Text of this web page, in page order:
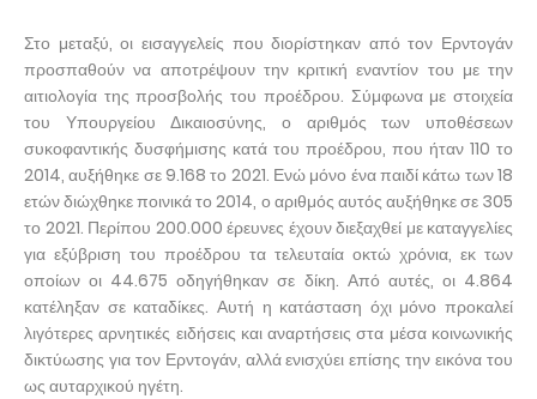
Στο μεταξύ, οι εισαγγελείς που διορίστηκαν από τον Ερντογάν
προσπαθούν να αποτρέψουν την κριτική εναντίον του με την
αιτιολογία της προσβολής του προέδρου. Σύμφωνα με στοιχεία
του Υπουργείου Δικαιοσύνης, ο αριθμός των υποθέσεων
συκοφαντικής δυσφήμισης κατά του προέδρου, που ήταν 110 το
2014, αυξήθηκε σε 9.168 το 2021. Ενώ μόνο ένα παιδί κάτω των 18
ετών διώχθηκε ποινικά το 2014, ο αριθμός αυτός αυξήθηκε σε 305
το 2021. Περίπου 200.000 έρευνες έχουν διεξαχθεί με καταγγελίες
για εξύβριση του προέδρου τα τελευταία οκτώ χρόνια, εκ των
οποίων οι 44.675 οδηγήθηκαν σε δίκη. Από αυτές, οι 4.864
κατέληξαν σε καταδίκες. Αυτή η κατάσταση όχι μόνο προκαλεί
λιγότερες αρνητικές ειδήσεις και αναρτήσεις στα μέσα κοινωνικής
δικτύωσης για τον Ερντογάν, αλλά ενισχύει επίσης την εικόνα του
ως αυταρχικού ηγέτη.